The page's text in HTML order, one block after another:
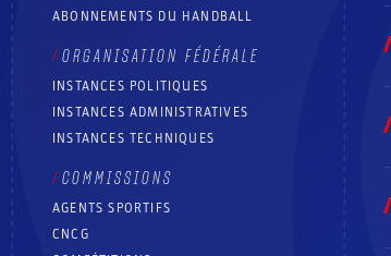
ABONNEMENTS DU HANDBALL
ORGANISATION FÉDÉRALE
INSTANCES POLITIQUES
INSTANCES ADMINISTRATIVES
INSTANCES TECHNIQUES
COMMISSIONS
AGENTS SPORTIFS
CNCG